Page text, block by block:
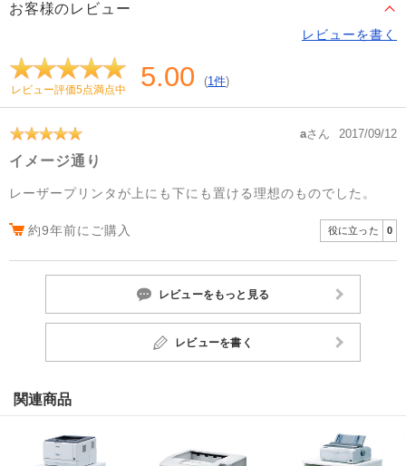
お客様のレビュー
レビューを書く
レビュー評価5点満点中 5.00 (1件)
aさん 2017/09/12
イメージ通り
レーザープリンタが上にも下にも置ける理想のものでした。
約9年前にご購入 役に立った 0
レビューをもっと見る
レビューを書く
関連商品